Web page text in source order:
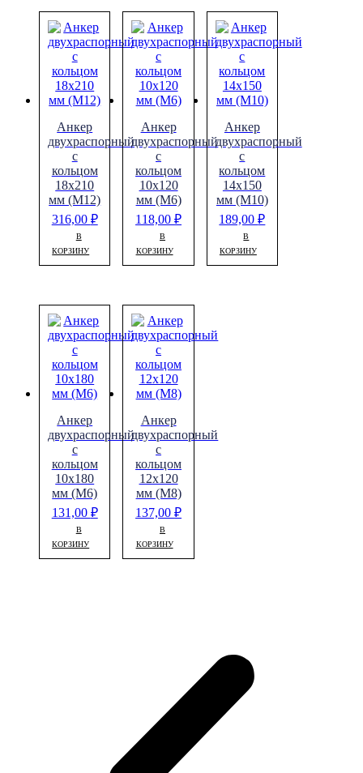
Анкер
двухраспорный
с
кольцом
18х210
мм (М12)
316,00 ₽
В
КОРЗИНУ
Анкер
двухраспорный
с
кольцом
10х120
мм (М6)
118,00₽
В
КОРЗИНУ
Анкер
двухраспорный
с
кольцом
14х150
мм (М10)
189,00₽
В
КОРЗИНУ
Анкер
двухраспорный
с
кольцом
10х180
мм (М6)
131,00 ₽
В
КОРЗИНУ
Анкер
двухраспорный
с
кольцом
12х120
мм (М8)
137,00₽
В
КОРЗИНУ